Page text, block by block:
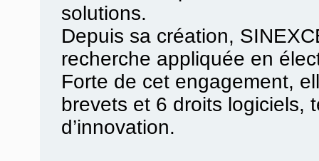
solutions.
Depuis sa création,
recherche appliquée en
Forte de cet engagement,
brevets et 6 droits logiciels,
d’innovation.